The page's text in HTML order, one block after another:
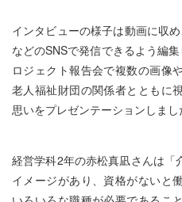
インタビューの様子は動画に収
などのSNSで発信できるよう編
ロジェクト報告会で複数の画像
老人福祉財団の関係者とともに
思いをプレゼンテーションしまし
経営学科2年の赤松真凪さんは
イメージがあり、資格がないと